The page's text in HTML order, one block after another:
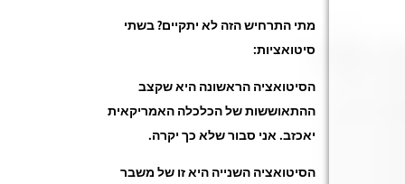
מתי התרחיש הזה לא יתקיים? בשתי
סיטואציות:
הסיטואציה הראשונה היא שקצב
ההתאוששות של הכלכלה האמריקאית
יאכזב. אני סבור שלא כך יקרה.
הסיטואציה השנייה היא זו של משבר